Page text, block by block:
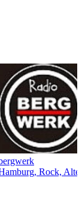
Rock,